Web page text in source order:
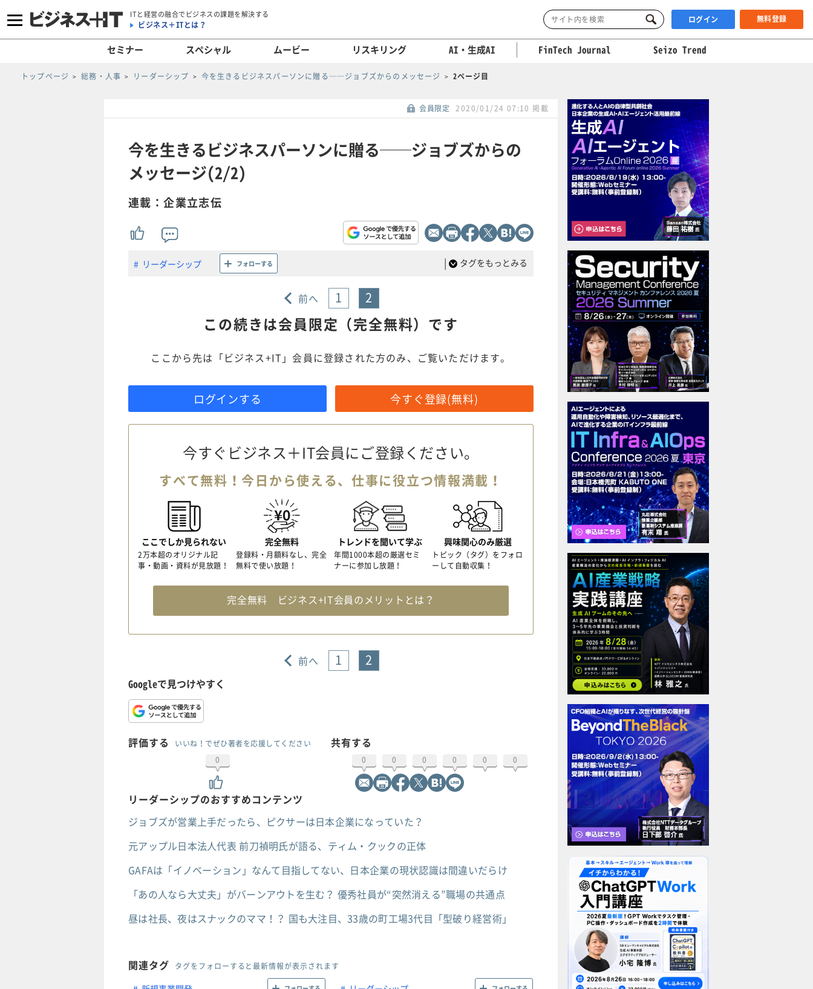
ITと経営の融合でビジネスの課題を解決する
ビジネス＋ITとは？ ログイン 無料登録
セミナー スペシャル ムービー リスキリング AI・生成AI FinTech Journal Seizo Trend
トップページ 総務・人事 リーダーシップ 今を生きるビジネスパーソンに贈る──ジョブズからのメッセージ 2ページ目
会員限定 2020/01/24 07:10 掲載
今を生きるビジネスパーソンに贈る──ジョブズからの
メッセージ(2/2)
連載：企業立志伝
リーダーシップ フォローする | タグをもっとみる
前へ 1 2
この続きは会員限定（完全無料）です
ここから先は「ビジネス+IT」会員に登録された方のみ、ご覧いただけます。
ログインする 今すぐ登録(無料)
今すぐビジネス＋IT会員にご登録ください。
すべて無料！今日から使える、仕事に役立つ情報満載！
ここでしか見られない
2万本超のオリジナル記
事・動画・資料が見放題！
完全無料
登録料・月額料なし、完全
無料で使い放題！
トレンドを聞いて学ぶ
年間1000本超の厳選セミ
ナーに参加し放題！
興味関心のみ厳選
トピック（タグ）をフォロ
ーして自動収集！
完全無料 ビジネス+IT会員のメリットとは？
前へ 1 2
Googleで見つけやすく
評価する
いいね！でぜひ著者を応援してください
0
共有する
0 0 0 0 0 0
リーダーシップのおすすめコンテンツ
ジョブズが営業上手だったら、ピクサーは日本企業になっていた？
元アップル日本法人代表 前刀禎明氏が語る、ティム・クックの正体
GAFAは「イノベーション」なんて目指してない、日本企業の現状認識は間違いだらけ
「あの人なら大丈夫」がバーンアウトを生む？ 優秀社員が“突然消える”職場の共通点
昼は社長、夜はスナックのママ！？ 国も大注目、33歳の町工場3代目「型破り経営術」
関連タグ タグをフォローすると最新情報が表示されます